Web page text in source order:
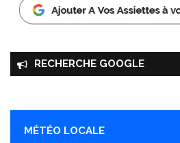
RECHERCHE GOOGLE
MÉTÉO LOCALE